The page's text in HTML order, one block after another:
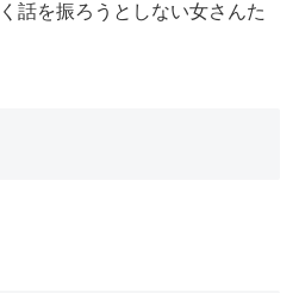
話を振ろうとしない女さんた